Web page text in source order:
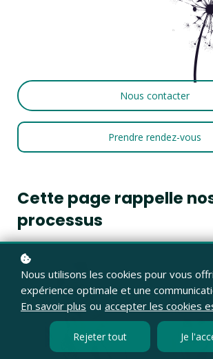
Nous contacter
Prendre rendez-vous
Cette page rappelle
processus
Nous utilisons les cookies pour vous
expérience optimale et une
En savoir plus ou accepter les cookies
Rejeter tout Je